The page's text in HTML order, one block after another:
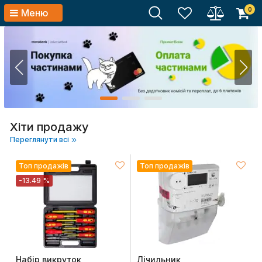
Меню 0
Хіти продажу
Переглянути всі
Топ продажів
-13.49 %
Набір викруток
Топ продажів
Лічильник